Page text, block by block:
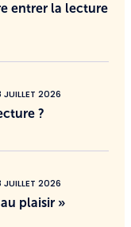
entrer la lecture
JUILLET 2026
?
JUILLET 2026
plaisir »